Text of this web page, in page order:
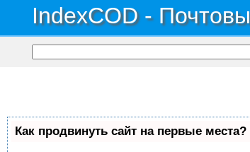
IndexCOD -
Как продвинуть сайт на первые места?